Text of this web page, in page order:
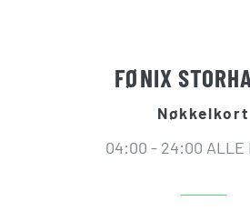
FØNIX
Nøkkelkort
04:00 - 24:00 ALLE